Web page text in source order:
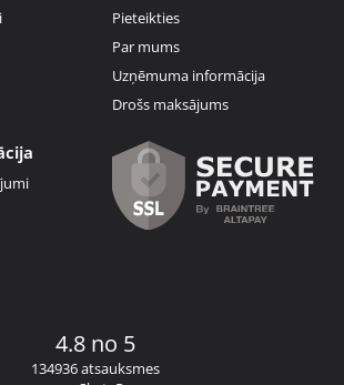
Pieteikties
Par mums
Uzņēmuma informācija
Drošs maksājums
4.8 no 5
134936 atsauksmes